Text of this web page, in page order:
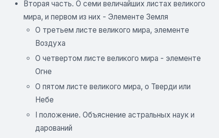
Вторая часть. О семи величайших листах великого
мира, и первом из них - Элементе Земля
О третьем листе великого мира, элементе
Воздуха
О четвертом листе великого мира - элементе
Огне
О пятом листе великого мира, о Тверди или
Небе
I положение. Объяснение астральных наук и
дарований